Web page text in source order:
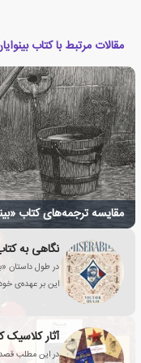
مقالات مرتبط با کتاب بینوایان (2
مقایسه ترجمه‌های کتاب
نگاهی به
در طول داستان
این بر عهده‌ی
آثار کلاسیک
در این مطلب قصد